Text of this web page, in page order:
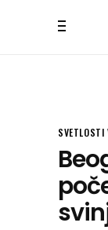
SVETLOSTI